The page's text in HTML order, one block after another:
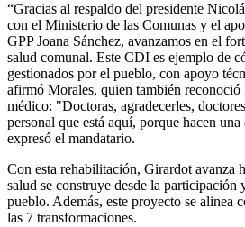
“Gracias al respaldo del presidente
con el Ministerio de las Comunas y el
GPP Joana Sánchez, avanzamos en el
salud comunal. Este CDI es ejemplo de
gestionados por el pueblo, con apoyo
afirmó Morales, quien también reconoció
médico: "Doctoras, agradecerles,
personal que está aquí, porque hacen
expresó el mandatario.
Con esta rehabilitación, Girardot avanza
salud se construye desde la participación
pueblo. Además, este proyecto se alinea
las 7 transformaciones.